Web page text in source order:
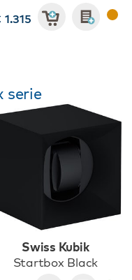
1.315
serie
Swiss Kubik
Startbox Black